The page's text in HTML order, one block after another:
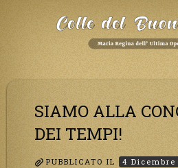
SIAMO ALLA
DEI TEMPI!
PUBBLICATO IL 4 Dicembre